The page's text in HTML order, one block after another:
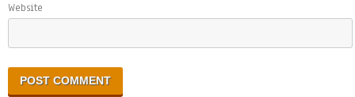
Website